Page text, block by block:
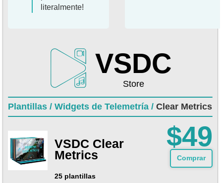
literalmente!
VSDC
Store
Plantillas / Widgets de Telemetría / Clear Metrics
VSDC Clear
Metrics
25 plantillas
$49
Comprar